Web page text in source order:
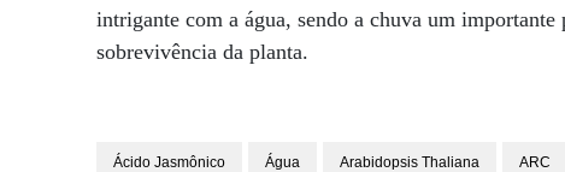
intrigante com a água, sendo a chuva um
sobrevivência da planta.
Ácido Jasmônico Água Arabidopsis Thaliana ARC